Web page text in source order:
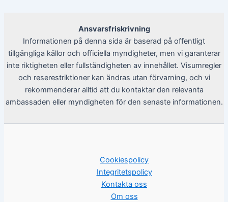
Ansvarsfriskrivning
Informationen på denna sida är baserad på offentligt
tillgängliga källor och officiella myndigheter, men vi garanterar
inte riktigheten eller fullständigheten av innehållet. Visumregler
och reserestriktioner kan ändras utan förvarning, och vi
rekommenderar alltid att du kontaktar den relevanta
ambassaden eller myndigheten för den senaste informationen.
Cookiespolicy
Integritetspolicy
Kontakta oss
Om oss